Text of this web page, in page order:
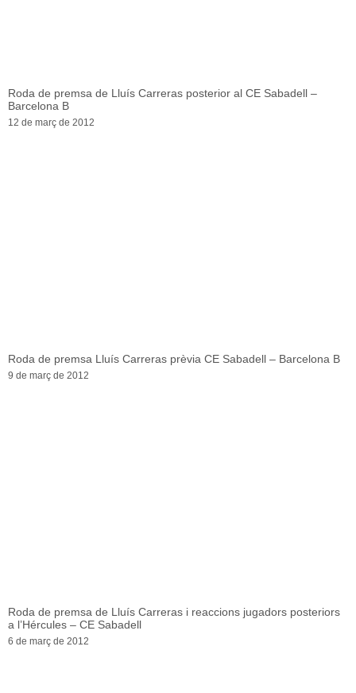
Roda de premsa de Lluís Carreras posterior al CE Sabadell –
Barcelona B
12 de març de 2012
Roda de premsa Lluís Carreras prèvia CE Sabadell – Barcelona B
9 de març de 2012
Roda de premsa de Lluís Carreras i reaccions jugadors posteriors
a l’Hércules – CE Sabadell
6 de març de 2012